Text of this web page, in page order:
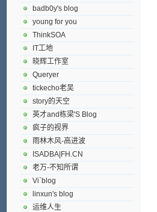
badb0y's blog
young for you
ThinkSOA
IT工地
晓辉工作室
Queryer
tickecho老吴
story的天空
英才and栋梁'S Blog
疯子的视界
雨林木风-高进波
ISADBA|FH.CN
老万-不知所谓
Vi`blog
linxun's blog
运维人生